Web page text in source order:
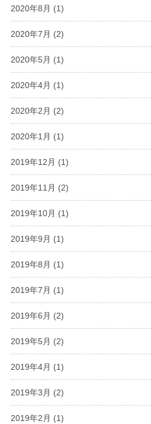
2020年8月 (1)
2020年7月 (2)
2020年5月 (1)
2020年4月 (1)
2020年2月 (2)
2020年1月 (1)
2019年12月 (1)
2019年11月 (2)
2019年10月 (1)
2019年9月 (1)
2019年8月 (1)
2019年7月 (1)
2019年6月 (2)
2019年5月 (2)
2019年4月 (1)
2019年3月 (2)
2019年2月 (1)